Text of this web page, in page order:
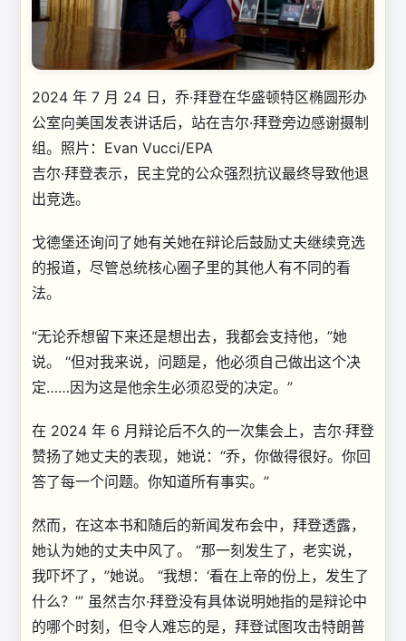
2024 年 7 月 24 日，乔·拜登在华盛顿特区椭圆形办
公室向美国发表讲话后，站在吉尔·拜登旁边感谢摄制
组。 照片：Evan Vucci/EPA
吉尔·拜登表示，民主党的公众强烈抗议最终导致他退
出竞选。
戈德堡还询问了她有关她在辩论后鼓励丈夫继续竞选
的报道，尽管总统核心圈子里的其他人有不同的看
法。
“无论乔想留下来还是想出去，我都会支持他，”她
说。 “但对我来说，问题是，他必须自己做出这个决
定……因为这是他余生必须忍受的决定。”
在 2024 年 6 月辩论后不久的一次集会上，吉尔·拜登
赞扬了她丈夫的表现，她说：“乔，你做得很好。你回
答了每一个问题。你知道所有事实。”
然而，在这本书和随后的新闻发布会中，拜登透露，
她认为她的丈夫中风了。 “那一刻发生了，老实说，
我吓坏了，”她说。 “我想：‘看在上帝的份上，发生了
什么？’” 虽然吉尔·拜登没有具体说明她指的是辩论中
的哪个时刻，但令人难忘的是，拜登试图攻击特朗普